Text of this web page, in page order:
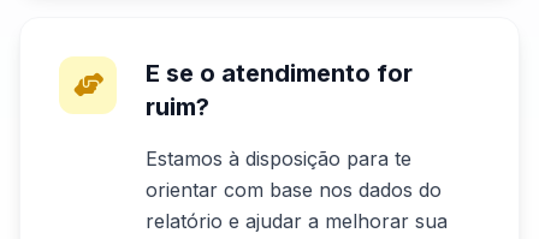
E se o atendimento for
ruim?
Estamos à disposição para te
orientar com base nos dados do
relatório e ajudar a melhorar sua